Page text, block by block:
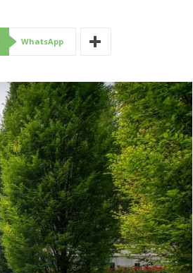
Mantova
WhatsApp